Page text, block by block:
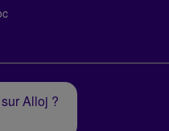
Alloj ?